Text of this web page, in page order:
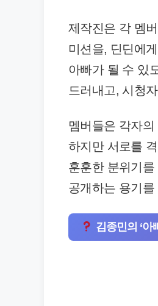
제작진은 각 멤
미션을, 딘딘에
아빠가 될 수 있
드러내고, 시청
멤버들은 각자
하지만 서로를
훈훈한 분위기
공개하는 용기
김종민의 ‘아